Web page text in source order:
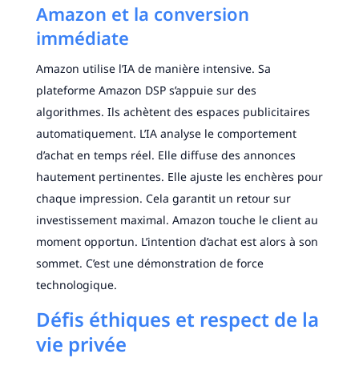
Amazon et la conversion
immédiate
Amazon utilise l’IA de manière intensive. Sa
plateforme Amazon DSP s’appuie sur des
algorithmes. Ils achètent des espaces publicitaires
automatiquement. L’IA analyse le comportement
d’achat en temps réel. Elle diffuse des annonces
hautement pertinentes. Elle ajuste les enchères pour
chaque impression. Cela garantit un retour sur
investissement maximal. Amazon touche le client au
moment opportun. L’intention d’achat est alors à son
sommet. C’est une démonstration de force
technologique.
Défis éthiques et respect de la
vie privée